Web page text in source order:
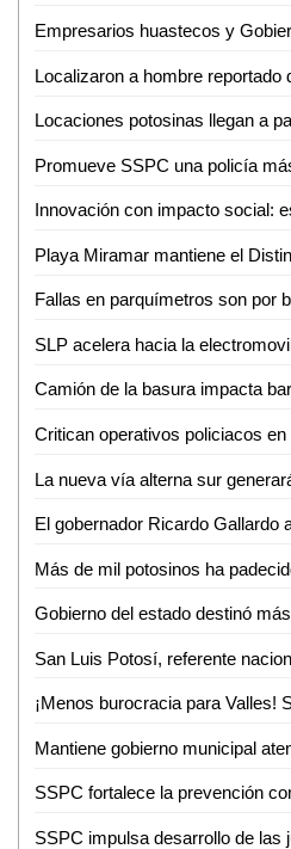
Localizaron a hombre reportado
Locaciones potosinas llegan a
Promueve SSPC una policía
Critican operativos policiacos